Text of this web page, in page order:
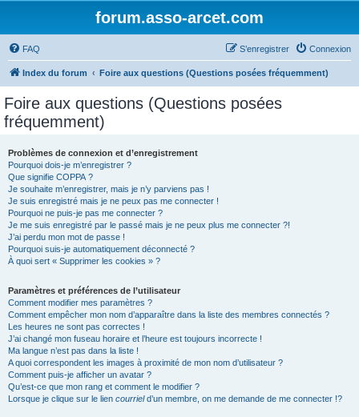
forum.asso-arcet.com
FAQ Connexion
S’enregistrer
Index du forum Foire aux questions (Questions posées fréquemment)
Foire aux questions (Questions posées
fréquemment)
Problèmes de connexion et d’enregistrement
Pourquoi dois-je m’enregistrer ?
Que signifie COPPA ?
Je souhaite m’enregistrer, mais je n’y parviens pas !
Je suis enregistré mais je ne peux pas me connecter !
Pourquoi ne puis-je pas me connecter ?
Je me suis enregistré par le passé mais je ne peux plus me connecter ?!
J’ai perdu mon mot de passe !
Pourquoi suis-je automatiquement déconnecté ?
À quoi sert « Supprimer les cookies » ?
Paramètres et préférences de l’utilisateur
Comment modifier mes paramètres ?
Comment empêcher mon nom d’apparaître dans la liste des membres connectés ?
Les heures ne sont pas correctes !
J’ai changé mon fuseau horaire et l’heure est toujours incorrecte !
Ma langue n’est pas dans la liste !
A quoi correspondent les images à proximité de mon nom d’utilisateur ?
Comment puis-je afficher un avatar ?
Qu’est-ce que mon rang et comment le modifier ?
Lorsque je clique sur le lien courrield’un membre, on me demande de me connecter !?